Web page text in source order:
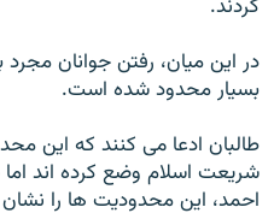
کردند.
در این میان، رفتن جوانان
بسیار محدود شده است.
طالبان ادعا می کنند که این
شریعت اسلام وضع کرده اند اما
احمد، این محدودیت ها را نشان